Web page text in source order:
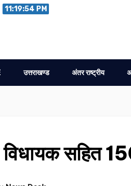
11:19:55 PM
उत्तराखण्ड अंतर राष्ट्रीय
विधायक सहित